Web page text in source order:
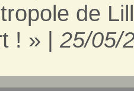
de
! » |25/05/